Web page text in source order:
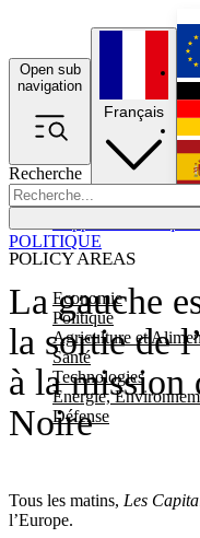
Open sub
navigation
Recherche
POLICY AREAS
Economie
Politique
Agriculture et
Santé
Technologies
Energie,
Défense
Français
La gauche
la sortie de
à la mission
Noire
Tous les matins, Les
l’Europe.
POLITIQUE